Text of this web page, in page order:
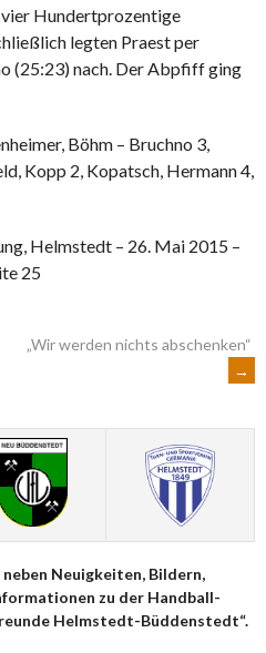
Hundertprozentige
legten Praest per
(25:23) nach. Der Abpfiff ging
Böhm – Bruchno 3,
Kopp 2, Kopatsch, Hermann 4,
Helmstedt – 26. Mai 2015 –
25
„Wir werden nichts abschenken“
→
Neuigkeiten, Bildern,
zu der Handball-
Helmstedt-Büddenstedt“.